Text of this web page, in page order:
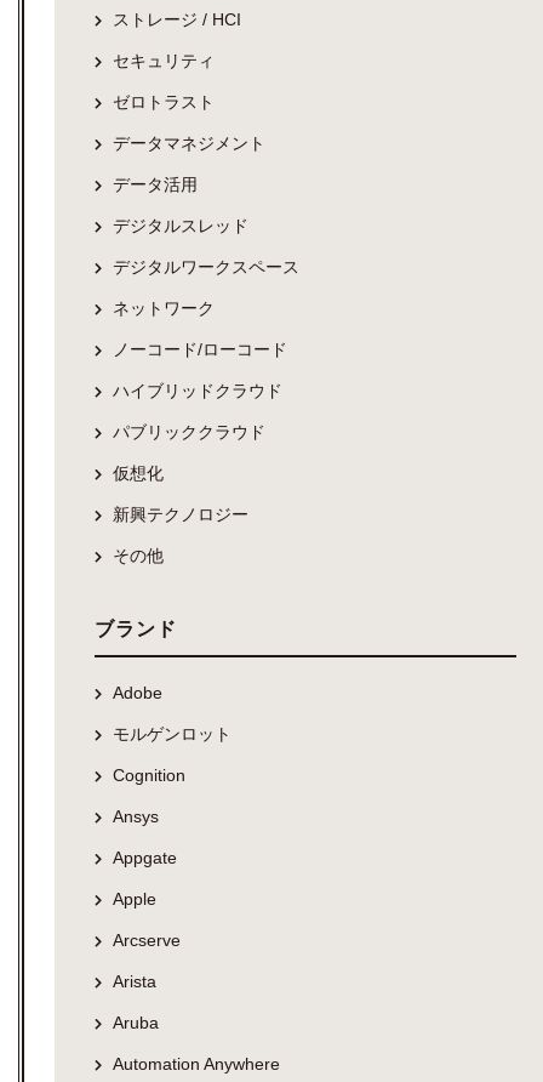
ストレージ / HCI
セキュリティ
ゼロトラスト
データマネジメント
データ活用
デジタルスレッド
デジタルワークスペース
ネットワーク
ノーコード/ローコード
ハイブリッドクラウド
パブリッククラウド
仮想化
新興テクノロジー
その他
ブランド
Adobe
モルゲンロット
Cognition
Ansys
Appgate
Apple
Arcserve
Arista
Aruba
Automation Anywhere